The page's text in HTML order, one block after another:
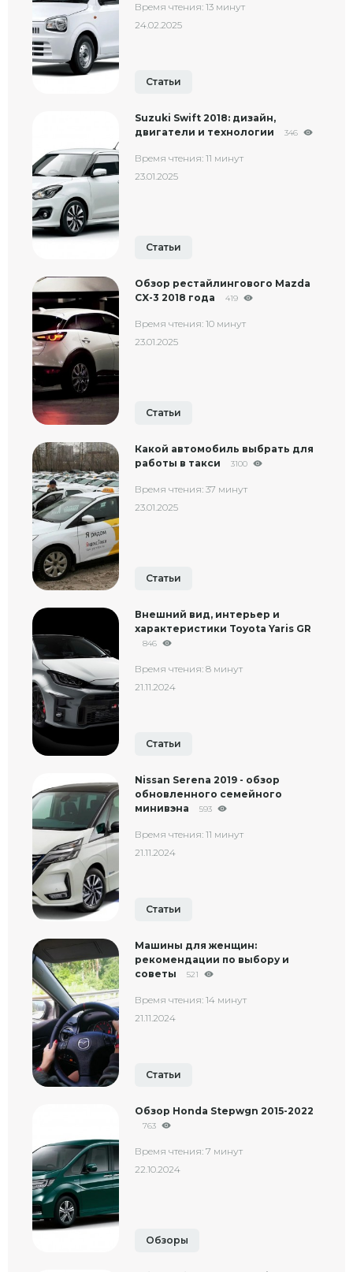
Время чтения: 13 минут
24.02.2025
Статьи
Suzuki Swift 2018: дизайн,
двигатели и технологии
346
Время чтения: 11 минут
23.01.2025
Статьи
Обзор рестайлингового Mazda
CX-3 2018 года
419
Время чтения: 10 минут
23.01.2025
Статьи
Какой автомобиль выбрать для
работы в такси
3100
Время чтения: 37 минут
23.01.2025
Статьи
Внешний вид, интерьер и
характеристики Toyota Yaris GR
846
Время чтения: 8 минут
21.11.2024
Статьи
Nissan Serena 2019 - обзор
обновленного семейного
минивэна
593
Время чтения: 11 минут
21.11.2024
Статьи
Машины для женщин:
рекомендации по выбору и
советы
521
Время чтения: 14 минут
21.11.2024
Статьи
Обзор Honda Stepwgn 2015-2022
763
Время чтения: 7 минут
22.10.2024
Обзоры